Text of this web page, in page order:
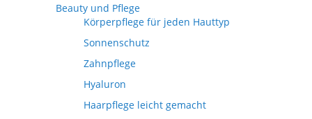
Beauty und Pflege
Körperpflege für jeden Hauttyp
Sonnenschutz
Zahnpflege
Hyaluron
Haarpflege leicht gemacht